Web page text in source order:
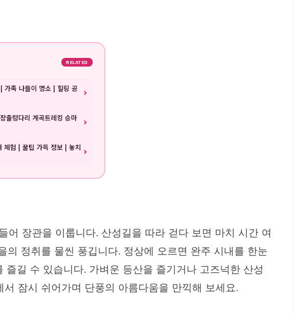
RELATED
가족 나들이 명소 | 힐링 공
출렁다리 계곡트레킹 승마
체험 | 꿀팁 가득 정보 | 놓치
어 장관을 이룹니다. 산성길을 따라 걷다 보면 마치 시간 여
정취를 물씬 풍깁니다. 정상에 오르면 완주 시내를 한눈
길 수 있습니다. 가벼운 등산을 즐기거나 고즈넉한 산성
잠시 쉬어가며 단풍의 아름다움을 만끽해 보세요.